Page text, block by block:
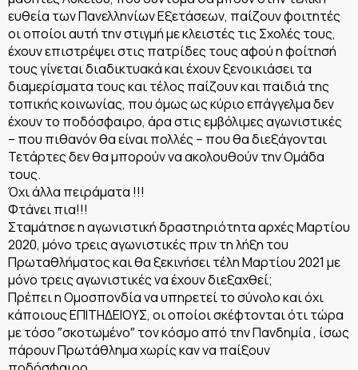
ευθεία των Πανελληνίων Εξετάσεων, παίζουν φοιτητές
οι οποίοι αυτή την στιγμή με κλειστές τις Σχολές τους,
έχουν επιστρέψει στις πατρίδες τους αφού η φοίτησή
τους γίνεται διαδικτυακά και έχουν ξενοικιάσει τα
διαμερίσματα τους και τέλος παίζουν και παιδιά της
τοπικής κοινωνίας, που όμως ως κύριο επάγγελμα δεν
έχουν το ποδόσφαιρο, άρα στις εμβόλιμες αγωνιστικές
– που πιθανόν θα είναι πολλές – που θα διεξάγονται
Τετάρτες δεν θα μπορούν να ακολουθούν την Ομάδα
τους.
Όχι άλλα πειράματα !!!
Φτάνει πια!!!
Σταμάτησε η αγωνιστική δραστηριότητα αρχές Μαρτίου
2020, μόνο τρεις αγωνιστικές πριν τη λήξη του
Πρωταθλήματος και θα ξεκινήσει τέλη Μαρτίου 2021 με
μόνο τρεις αγωνιστικές να έχουν διεξαχθεί;
Πρέπει η Ομοσπονδία να υπηρετεί το σύνολο και όχι
κάποιους ΕΠΙΤΗΔΕΙΟΥΣ, οι οποίοι σκέφτονται ότι τώρα
με τόσο ″σκοτωμένο″ τον κόσμο από την Πανδημία , ίσως
πάρουν Πρωτάθλημα χωρίς καν να παίξουν